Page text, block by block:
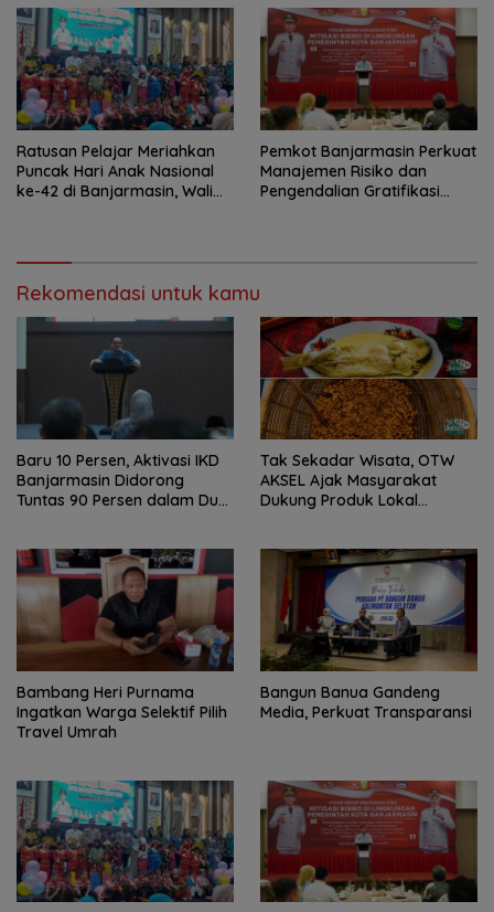
Ratusan Pelajar Meriahkan
Puncak Hari Anak Nasional
ke-42 di Banjarmasin, Wali
Pemkot Banjarmasin Perkuat
Manajemen Risiko dan
Pengendalian Gratifikasi
Rekomendasi untuk kamu
Baru 10 Persen, Aktivasi IKD
Banjarmasin Didorong
Tuntas 90 Persen dalam Dua
Tak Sekadar Wisata, OTW
AKSEL Ajak Masyarakat
Dukung Produk Lokal
Bambang Heri Purnama
Ingatkan Warga Selektif Pilih
Travel Umrah
Bangun Banua Gandeng
Media, Perkuat Transparansi